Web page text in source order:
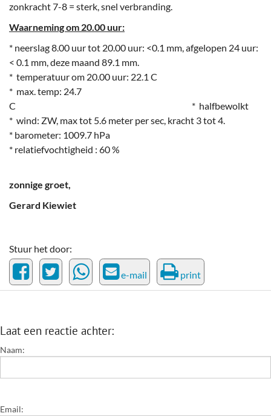
zonkracht 7-8 = sterk, snel verbranding.
Waarneming om 20.00 uur:
* neerslag 8.00 uur tot 20.00 uur: <0.1 mm, afgelopen 24 uur:
< 0.1 mm, deze maand 89.1 mm.
* temperatuur om 20.00 uur: 22.1 C
* max. temp: 24.7
C * halfbewolkt
* wind: ZW, max tot 5.6 meter per sec, kracht 3 tot 4.
* barometer: 1009.7 hPa
* relatiefvochtigheid : 60 %
zonnige groet,
Gerard Kiewiet
Stuur het door:
e-mail print
Laat een reactie achter:
Naam:
Email: